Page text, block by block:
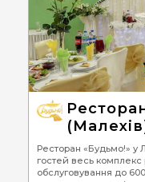
Ресторан «Будьмо!» у
гостей весь комплекс
обслуговування до 600